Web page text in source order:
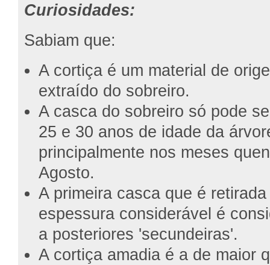
Curiosidades:
Sabiam que:
A cortiça é um material de
extraído do sobreiro.
A casca do sobreiro só pode
25 e 30 anos de idade da
principalmente nos meses
Agosto.
A primeira casca que é
espessura considerável é
a posteriores 'secundeiras'.
A cortiça amadia é a de maior